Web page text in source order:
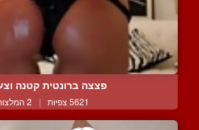
פצצה ברונטית קטנה
5621 צפיות | 2 המלצות